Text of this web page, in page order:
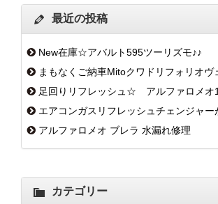
最近の投稿
New在庫☆アバルト595ツーリズモ♪♪
まもなくご納車Mitoクワドリフォリオ
足回りリフレッシュ☆ アルファロメオ
エアコンガスリフレッシュチェンジャー
アルファロメオ ブレラ 水漏れ修理
カテゴリー